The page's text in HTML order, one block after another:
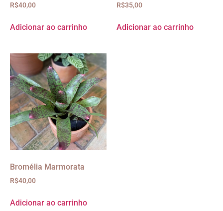
R$40,00
Adicionar ao carrinho
R$35,00
Adicionar ao carrinho
Bromélia Marmorata
R$40,00
Adicionar ao carrinho